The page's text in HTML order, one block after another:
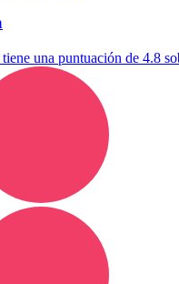
una puntuación de 4.8